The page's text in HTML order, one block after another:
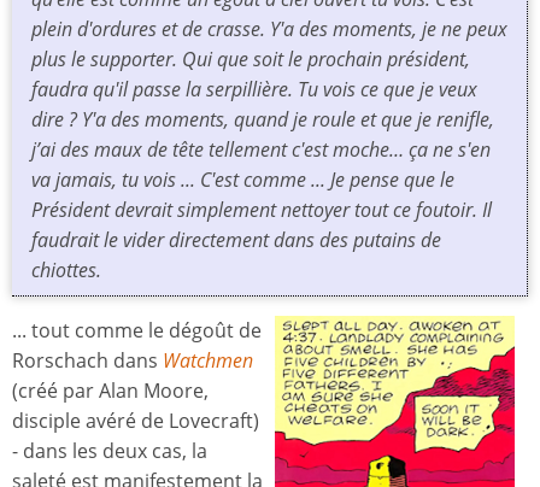
plein d'ordures et de crasse. Y'a des moments, je ne peux
plus le supporter. Qui que soit le prochain président,
faudra qu'il passe la serpillière. Tu vois ce que je veux
dire ? Y'a des moments, quand je roule et que je renifle,
j’ai des maux de tête tellement c'est moche… ça ne s'en
va jamais, tu vois ... C'est comme ... Je pense que le
Président devrait simplement nettoyer tout ce foutoir. Il
faudrait le vider directement dans des putains de
chiottes.
... tout comme le dégoût de
Rorschach dans Watchmen
(créé par Alan Moore,
disciple avéré de Lovecraft)
- dans les deux cas, la
saleté est manifestement la